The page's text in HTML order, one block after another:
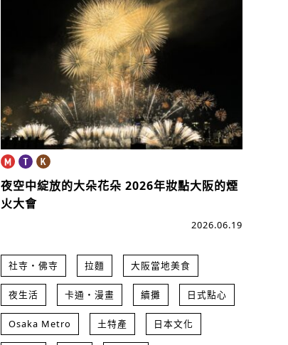
夜空中綻放的大朵花朵2026年妝點大阪的煙
火大會
2026.06.19
社寺・佛寺 拉麵 大阪當地美食
夜生活 卡通・漫畫 續攤 日式點心
Osaka Metro 土特產 日本文化